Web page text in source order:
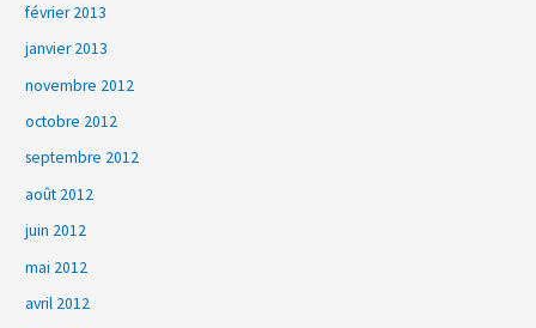
février 2013
janvier 2013
novembre 2012
octobre 2012
septembre 2012
août 2012
juin 2012
mai 2012
avril 2012